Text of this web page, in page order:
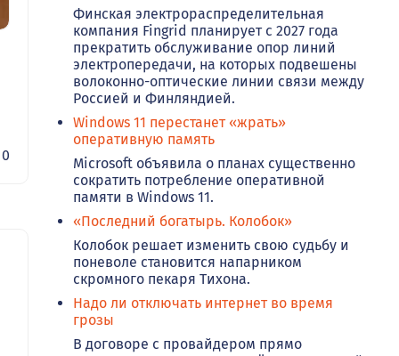
0
Финская электрораспределительная
компания Fingrid планирует с 2027 года
прекратить обслуживание опор линий
электропередачи, на которых подвешены
волоконно-оптические линии связи между
Россией и Финляндией.
Windows 11 перестанет «жрать»
оперативную память
Microsoft объявила о планах существенно
сократить потребление оперативной
памяти в Windows 11.
«Последний богатырь. Колобок»
Колобок решает изменить свою судьбу и
поневоле становится напарником
скромного пекаря Тихона.
Надо ли отключать интернет во время
грозы
В договоре с провайдером прямо